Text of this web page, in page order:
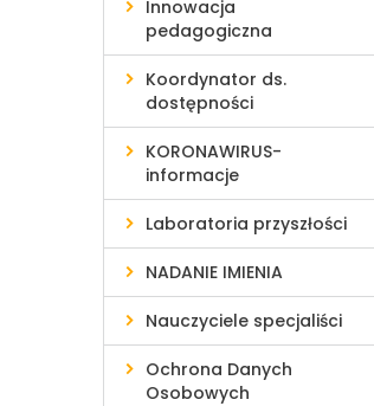
Innowacja
pedagogiczna
Koordynator ds.
dostępności
KORONAWIRUS-
informacje
Laboratoria przyszłości
NADANIE IMIENIA
Nauczyciele specjaliści
Ochrona Danych
Osobowych